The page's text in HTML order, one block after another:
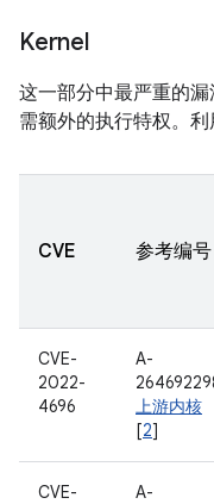
Kernel
这一部分中最严重的
需额外的执行特权。利
CVE 参考编号
CVE-
2022-
4696
A-
上游内核
[2]
CVE-
A-